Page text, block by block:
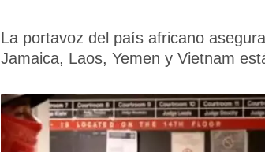
La portavoz del país africano
Jamaica, Laos, Yemen y Vietnam